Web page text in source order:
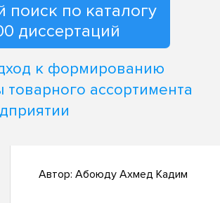
по каталогу
диссертаций
к формированию
ассортимента
Автор: Абоюду Ахмед Кадим